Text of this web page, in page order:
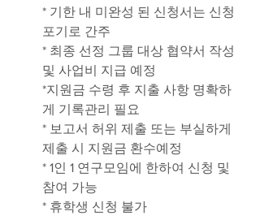
* 기한 내 미완성 된 신청서는 신청
포기로 간주
* 최종 선정 그룹 대상 협약서 작성
및 사업비 지급 예정
*지원금 수령 후 지출 사항 명확하
게 기록관리 필요
* 보고서 허위 제출 또는 부실하게
제출 시 지원금 환수예정
* 1인 1 연구모임에 한하여 신청 및
참여 가능
* 휴학생 신청 불가